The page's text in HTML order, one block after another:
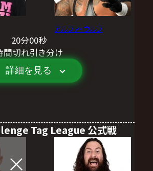
アルファ・ウルフ
20分00秒
間切れ引き分け
詳細を見る
Tag League 公式戦